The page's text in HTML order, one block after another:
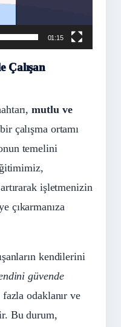
01:15
Çalışan
mutlu ve
çalışma ortamı
temelini
işletmenizin
çıkarmanıza
kendilerini
güvende
odaklanır ve
Bu durum,